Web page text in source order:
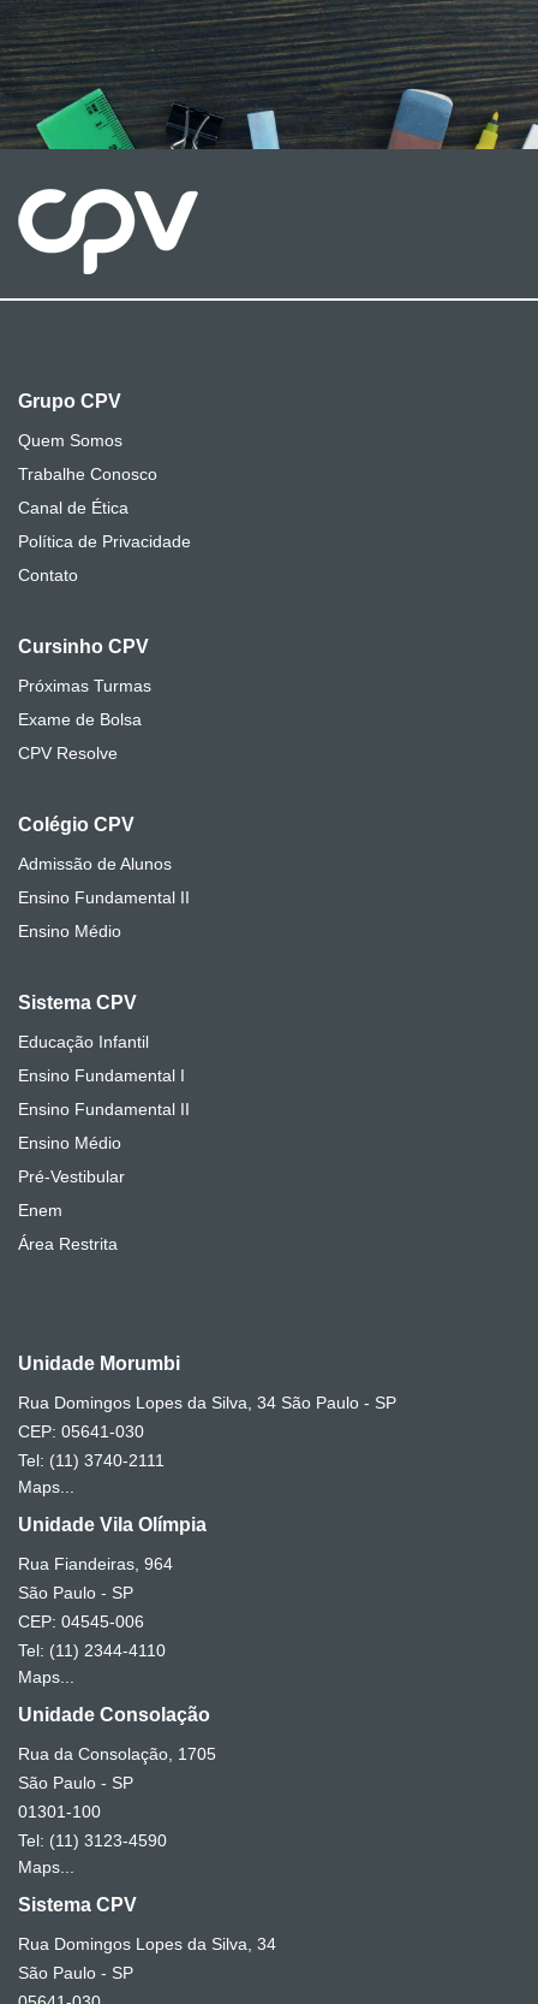
Grupo CPV
Quem Somos
Trabalhe Conosco
Canal de Ética
Política de Privacidade
Contato
Cursinho CPV
Próximas Turmas
Exame de Bolsa
CPV Resolve
Colégio CPV
Admissão de Alunos
Ensino Fundamental II
Ensino Médio
Sistema CPV
Educação Infantil
Ensino Fundamental I
Ensino Fundamental II
Ensino Médio
Pré-Vestibular
Enem
Área Restrita
Unidade Morumbi
Rua Domingos Lopes da Silva, 34 São Paulo - SP
CEP: 05641-030
Tel: (11) 3740-2111
Maps...
Unidade Vila Olímpia
Rua Fiandeiras, 964
São Paulo - SP
CEP: 04545-006
Tel: (11) 2344-4110
Maps...
Unidade Consolação
Rua da Consolação, 1705
São Paulo - SP
01301-100
Tel: (11) 3123-4590
Maps...
Sistema CPV
Rua Domingos Lopes da Silva, 34
São Paulo - SP